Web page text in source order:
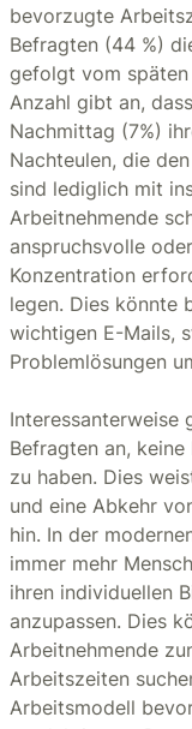
bevorzugte
Befragten (44 %)
gefolgt vom
Anzahl gibt an,
Nachmittag (7%)
Nachteulen, die
sind lediglich mit
Arbeitnehmende
anspruchsvolle
Konzentration
legen. Dies könnte
wichtigen E-Mails,
Problemlösungen
Interessanterweise
Befragten an,
zu haben. Dies
und eine Abkehr
hin. In der
immer mehr
ihren individuellen
anzupassen. Dies
Arbeitnehmende
Arbeitszeiten
Arbeitsmodell